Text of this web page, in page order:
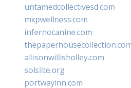
untamedcollectivesd.com
mxpwellness.com
infernocanine.com
allisonwillisholley.com
solslite.org
portwayinn.com